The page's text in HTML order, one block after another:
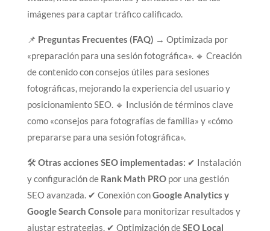
imágenes para captar tráfico calificado.
📌 Preguntas Frecuentes (FAQ) → Optimizada por
«preparación para una sesión fotográfica». 🔹 Creación
de contenido con consejos útiles para sesiones
fotográficas, mejorando la experiencia del usuario y
posicionamiento SEO. 🔹 Inclusión de términos clave
como «consejos para fotografías de familia» y «cómo
prepararse para una sesión fotográfica».
🛠 Otras acciones SEO implementadas: ✔ Instalación
y configuración de Rank Math PROpor una gestión
SEO avanzada. ✔ Conexión conGoogle Analytics y
Google Search Consolepara monitorizar resultados y
ajustar estrategias. ✔ Optimización deSEO Local